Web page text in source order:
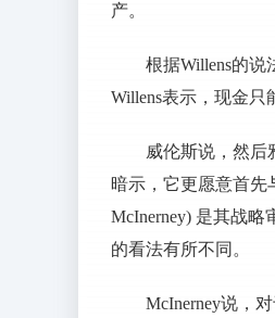
产。
根据Willens的说
Willens表示，现金只
威伦斯说，然后
暗示，它更愿意首先
McInerney) 是其战
的看法有所不同。
McInerney说，